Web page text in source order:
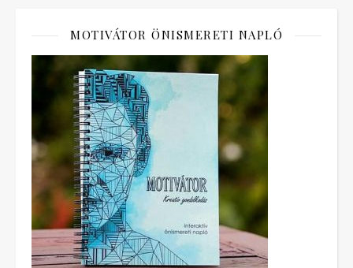
MOTIVÁTOR ÖNISMERETI NAPLÓ